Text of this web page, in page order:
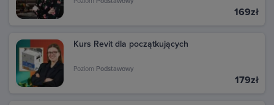
transakcję, aby zobaczyć szczegóły i pobrać fakturę.
169zł
Kurs Revit dla początkujących
Poziom Podstawowy
179zł